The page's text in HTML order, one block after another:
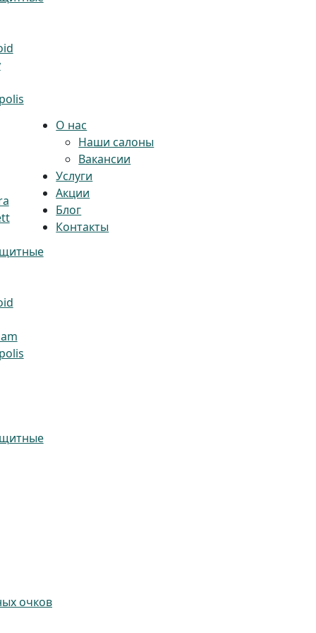
О нас
Наши салоны
Вакансии
Услуги
Акции
Блог
Контакты
очков